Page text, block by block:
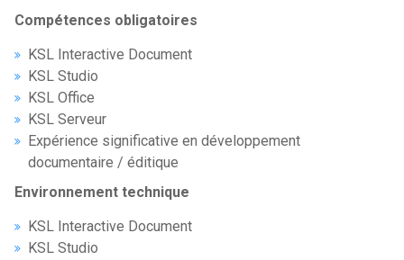
Compétences obligatoires
KSL Interactive Document
KSL Studio
KSL Office
KSL Serveur
Expérience significative en développement
documentaire / éditique
Environnement technique
KSL Interactive Document
KSL Studio